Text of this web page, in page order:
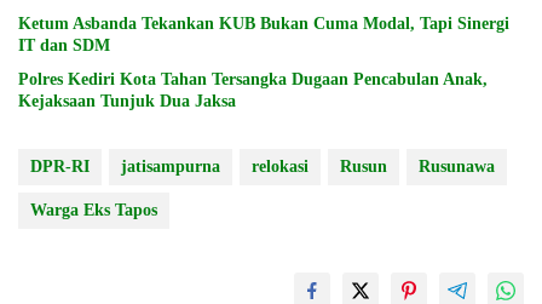
Ketum Asbanda Tekankan KUB Bukan Cuma Modal, Tapi Sinergi
IT dan SDM
Polres Kediri Kota Tahan Tersangka Dugaan Pencabulan Anak,
Kejaksaan Tunjuk Dua Jaksa
DPR-RI jatisampurna relokasi Rusun Rusunawa
Warga Eks Tapos